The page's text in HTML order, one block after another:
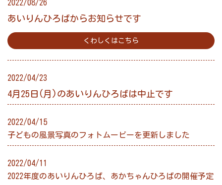
2022/08/26
あいりんひろばからお知らせです
くわしくはこちら
2022/04/23
4月25日(月)のあいりんひろばは中止です
2022/04/15
子どもの風景写真のフォトムービーを更新しました
2022/04/11
2022年度のあいりんひろば、あかちゃんひろばの開催予定